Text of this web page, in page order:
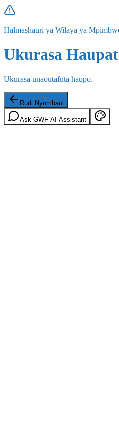
Halmashauri ya Wilaya ya
Ukurasa
Ukurasa unaoutafuta haupo.
Rudi Nyumbani
Ask GWF AI Assistant